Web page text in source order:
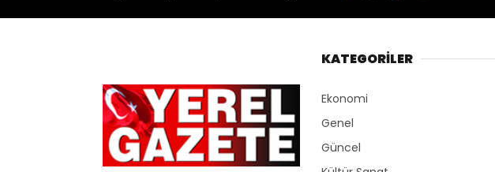
KATEGORİLER
Ekonomi
Genel
Güncel